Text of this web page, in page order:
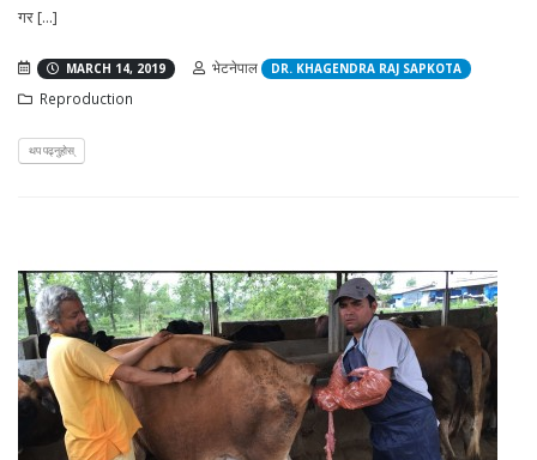
गर [...]
MARCH 14, 2019 भेटनेपाल DR. KHAGENDRA RAJ SAPKOTA
Reproduction
थप पढ्नुहोस्